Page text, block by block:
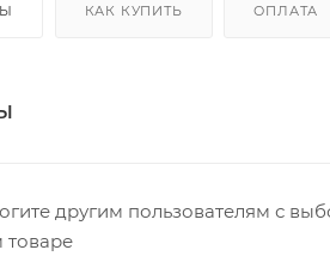
КАК КУПИТЬ ОПЛАТА
другим пользователям с
товаре